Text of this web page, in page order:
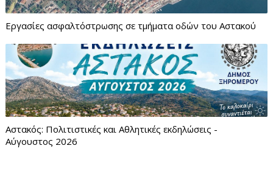
Εργασίες ασφαλτόστρωσης σε τμήματα οδών του Αστακού
Αστακός: Πολιτιστικές και Αθλητικές εκδηλώσεις -
Αύγουστος 2026